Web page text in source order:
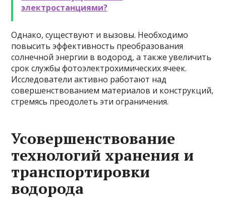
электростанциями?
Однако, существуют и вызовы. Необходимо
повысить эффективность преобразования
солнечной энергии в водород, а также увеличить
срок службы фотоэлектрохимических ячеек.
Исследователи активно работают над
совершенствованием материалов и конструкций,
стремясь преодолеть эти ограничения.
Усовершенствование
технологий хранения и
транспортировки
водорода